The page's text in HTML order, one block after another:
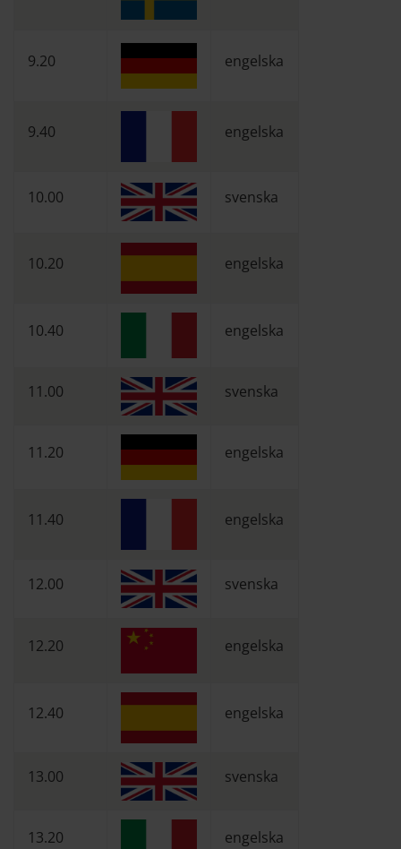
9.20 engelska
9.40 engelska
10.00 svenska
10.20 engelska
10.40 engelska
11.00 svenska
11.20 engelska
11.40 engelska
12.00 svenska
12.20 engelska
12.40 engelska
13.00 svenska
13.20 engelska